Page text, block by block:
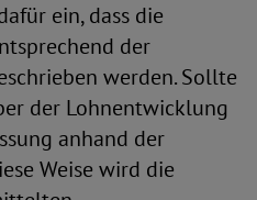
ein, dass die
der
werden. Sollte
der Lohnentwicklung
anhand der
Weise wird die